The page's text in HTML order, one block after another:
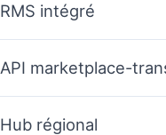
RMS intégré
API marketplace-
Hub régional